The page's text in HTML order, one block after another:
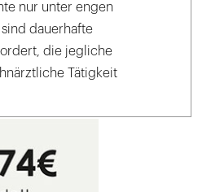
nur unter engen
dauerhafte
die jegliche
Tätigkeit